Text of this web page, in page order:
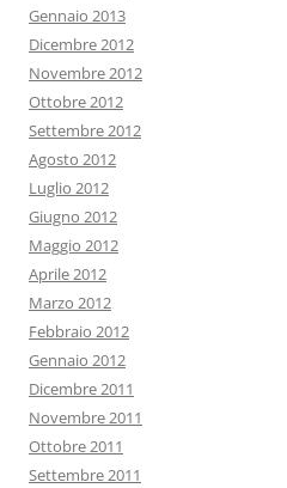
Gennaio 2013
Dicembre 2012
Novembre 2012
Ottobre 2012
Settembre 2012
Agosto 2012
Luglio 2012
Giugno 2012
Maggio 2012
Aprile 2012
Marzo 2012
Febbraio 2012
Gennaio 2012
Dicembre 2011
Novembre 2011
Ottobre 2011
Settembre 2011